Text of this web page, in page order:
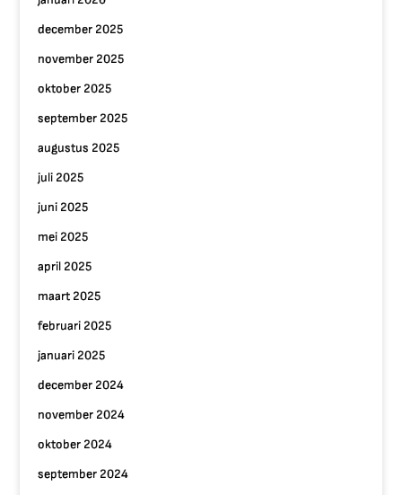
december 2025
november 2025
oktober 2025
september 2025
augustus 2025
juli 2025
juni 2025
mei 2025
april 2025
maart 2025
februari 2025
januari 2025
december 2024
november 2024
oktober 2024
september 2024